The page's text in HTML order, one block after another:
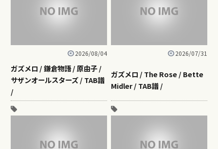
2026/08/04
ガズメロ / 鎌倉物語 / 原由子 /
サザンオールスターズ / TAB譜
/
2026/07/31
ガズメロ / The Rose / Bette
Midler / TAB譜 /